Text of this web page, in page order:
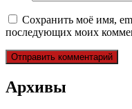
Сохранить моё имя,
последующих моих
Архивы